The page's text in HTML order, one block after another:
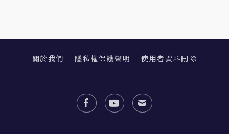
關於我們 隱私權保護聲明 使用者資料刪除